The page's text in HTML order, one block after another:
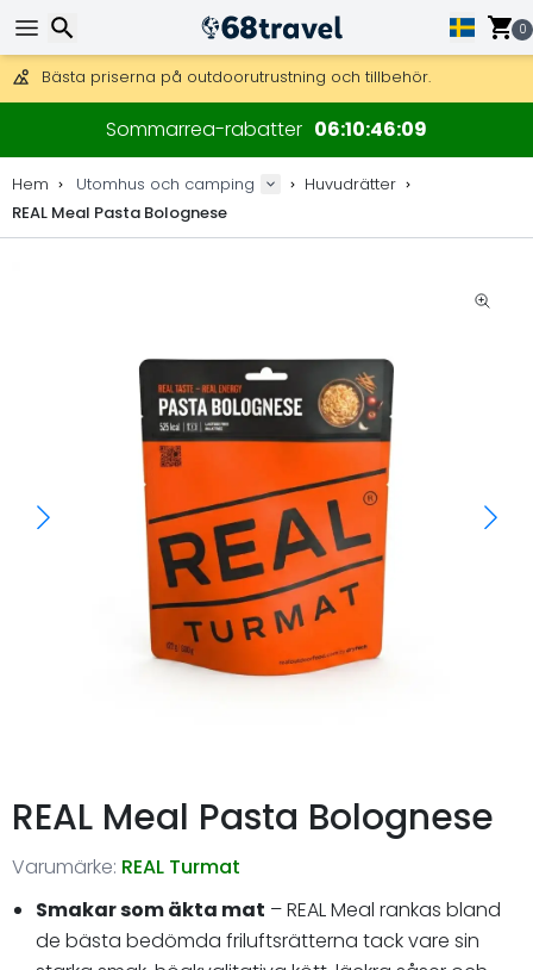
0
DHL Express över natten är också tillgängligt.
30 dagar för retur, 90 dagar för träkartor och dekorationer.
Bästa priserna på outdoorutrustning och tillbehör.
Sommarrea-rabatter 06 10 46 09
Hem Utomhus och camping
Huvudrätter
REAL Meal Pasta Bolognese
REAL Meal Pasta Bolognese
Varumärke: REAL Turmat
Smakar som äkta mat – REAL Meal rankas bland
de bästa bedömda friluftsrätterna tack vare sin